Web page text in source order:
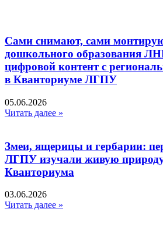
Сами снимают, сами
дошкольного образования
цифровой контент с
в Кванториуме ЛГПУ​
05.06.2026
Читать далее »
Змеи, ящерицы и гербарии:
ЛГПУ изучали живую
Кванториума
03.06.2026
Читать далее »